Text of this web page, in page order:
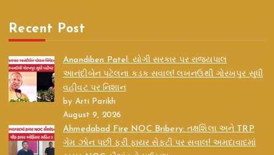
Recent Post
Anandiben Patel: યોગી સરકાર પર રાજ્યપાલ
આનંદીબેન પટેલના કડક સવાલ! લખનઉથી ગોરખપુર સુધી
વહીવટ પર નિશાન
by Arti Parikh
August 9, 2026
Ahmedabad Fire NOC Bribery: તક્ષશિલા અને TRP
ગેમ ઝોન પછી ફરી ફાયર સેફ્ટી પર સવાલ! અમદાવાદમાં